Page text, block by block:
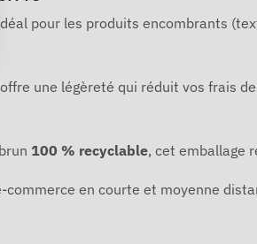
pour les produits encombrants
une légèreté qui réduit vos frais
100 % recyclable, cet emballage
commerce en courte et moyenne